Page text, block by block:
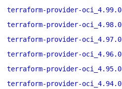
terraform-provider-oci_4.99.0
terraform-provider-oci_4.98.0
terraform-provider-oci_4.97.0
terraform-provider-oci_4.96.0
terraform-provider-oci_4.95.0
terraform-provider-oci_4.94.0